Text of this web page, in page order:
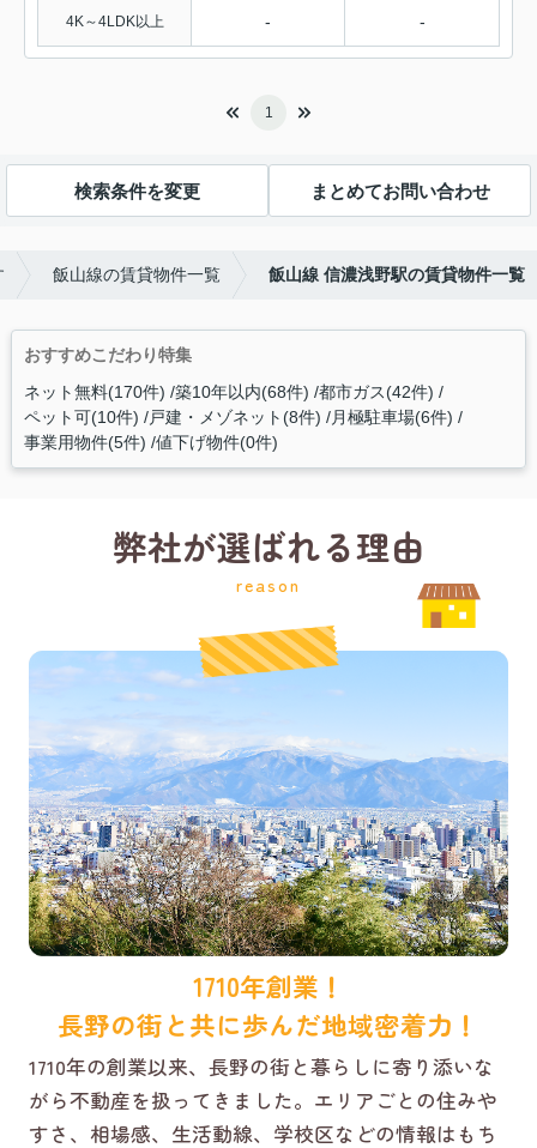
4K～4LDK以上 - -
1
検索条件を変更 まとめてお問い合わせ
飯山線の賃貸物件一覧 飯山線 信濃浅野駅の賃貸物件一覧
おすすめこだわり特集
ネット無料(170件) 築10年以内(68件) 都市ガス(42件)
ペット可(10件) 戸建・メゾネット(8件) 月極駐車場(6件)
事業用物件(5件) 値下げ物件(0件)
弊社が選ばれる理由
reason
1710年創業！
長野の街と共に歩んだ地域密着力！
1710年の創業以来、長野の街と暮らしに寄り添いな
がら不動産を扱ってきました。エリアごとの住みや
すさ、相場感、生活動線、学校区などの情報はもち